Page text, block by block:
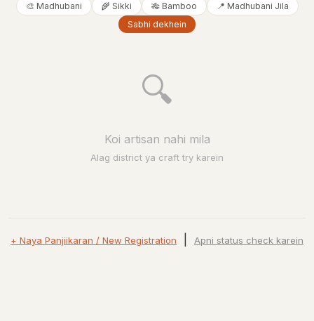
🎨 Madhubani 🌾 Sikki 🎋 Bamboo
📍 Madhubani Jila
Sabhi dekhein
🔍
Koi artisan nahi mila
Alag district ya craft try karein
+ Naya Panjiikaran / New Registration Apni status check karein